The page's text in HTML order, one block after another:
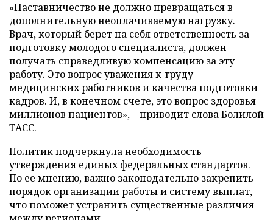
«Наставничество не должно превращаться в
дополнительную неоплачиваемую нагрузку.
Врач, который берет на себя ответственность за
подготовку молодого специалиста, должен
получать справедливую компенсацию за эту
работу. Это вопрос уважения к труду
медицинских работников и качества подготовки
кадров. И, в конечном счете, это вопрос здоровья
миллионов пациентов», – приводит слова Болилой
ТАСС.
Политик подчеркнула необходимость
утверждения единых федеральных стандартов.
По ее мнению, важно законодательно закрепить
порядок организации работы и систему выплат,
что поможет устранить существенные различия